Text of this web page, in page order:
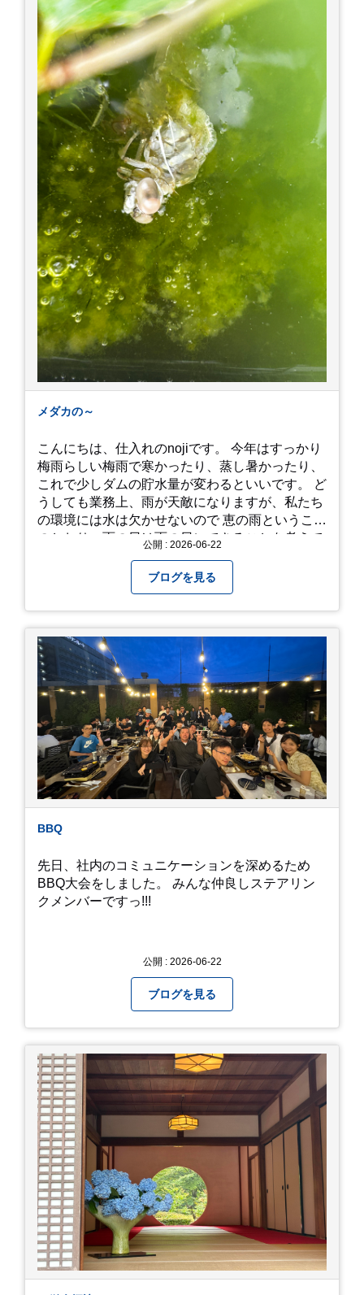
メダカの～
こんにちは、仕入れのnojiです。 今年はすっかり
梅雨らしい梅雨で寒かったり、蒸し暑かったり、
これで少しダムの貯水量が変わるといいです。 ど
うしても業務上、雨が天敵になりますが、私たち
の環境には水は欠かせないので 恵の雨というこば
のとおり、雨の日は雨の日にできることを考えて
になってしまいましたが、お家には代々10年以上
続く ヒメダカがいますが、そのメダカの池にはト
ンボが卵を産んで、ヤゴがいたり、変な虫が いた
りします。ヤゴはメダカを食べてしまうのでほん
とは別にしたいのですが、トンボに かえるところ
が見たくて飼ってみました。 が、途中までかえり
そうでしたが、だめなようでした。 秋にはたくさ
んのトンボが飛んでいますが、自然の中で成虫に
かえるというのは厳しいんだなと 実感しました。
私たち、生かされている以上、一所懸命何かをし
ないともったいないなと メダカのお池のトンボか
ら教えていただきました。
公開 : 2026-06-22
ブログを見る
BBQ
先日、社内のコミュニケーションを深めるため
BBQ大会をしました。 みんな仲良しステアリン
クメンバーですっ!!!
公開 : 2026-06-22
ブログを見る